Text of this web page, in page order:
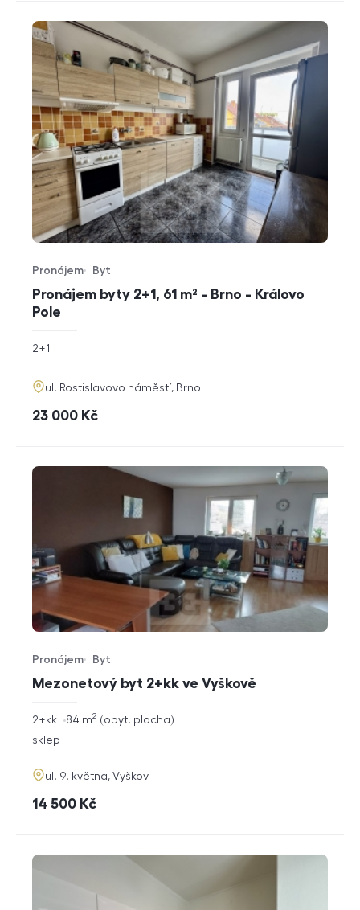
Pronájem byty 2+1, 61 m² - Brno - Královo
Pole
Typ nabídky
Pronájem
Typ nemovitosti
Byt
rozměry
dispozice
2+1
adresa
ul. Rostislavovo náměstí, Brno
cena
23 000 Kč
Mezonetový byt 2+kk ve Vyškově
Typ nabídky
Pronájem
Typ nemovitosti
Byt
rozměry
dispozice
2+kk obyt. plocha
84 m2
funkce
sklep
adresa
ul. 9. května, Vyškov
cena
14 500 Kč